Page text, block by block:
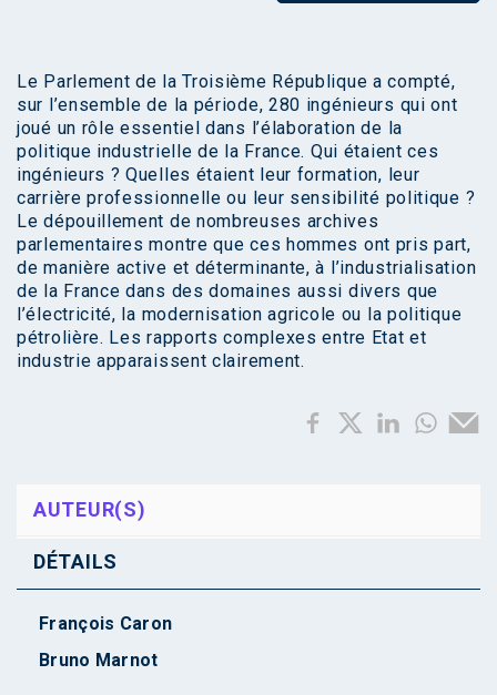
Le Parlement de la Troisième République a compté,
sur l’ensemble de la période, 280 ingénieurs qui ont
joué un rôle essentiel dans l’élaboration de la
politique industrielle de la France. Qui étaient ces
ingénieurs ? Quelles étaient leur formation, leur
carrière professionnelle ou leur sensibilité politique ?
Le dépouillement de nombreuses archives
parlementaires montre que ces hommes ont pris part,
de manière active et déterminante, à l’industrialisation
de la France dans des domaines aussi divers que
l’électricité, la modernisation agricole ou la politique
pétrolière. Les rapports complexes entre Etat et
industrie apparaissent clairement.
AUTEUR(S)
DÉTAILS
François Caron
Bruno Marnot